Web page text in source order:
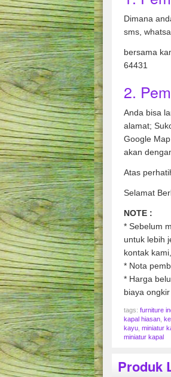
Dimana
sms,
bersama
64431
2.
Anda bisa
alamat;
Google
akan
Atas
Selamat
NOTE :
* Sebelum
untuk lebih
kontak
* Nota
* Harga
biaya ongkir
tags: furniture
kapal hiasan
kayu miniatur
miniatur kapal
Produk